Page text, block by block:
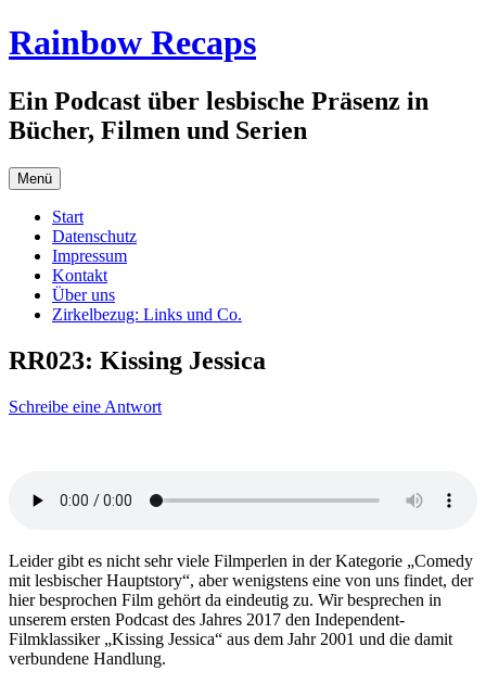
Zum
Inhalt
Rainbow Recaps
Ein Podcast über lesbische Präsenz in
Bücher, Filmen und Serien
Menü
Start
Datenschutz
Impressum
Kontakt
Über uns
Zirkelbezug: Links und Co.
RR023: Kissing Jessica
Schreibe eine Antwort
Leider gibt es nicht sehr viele Filmperlen in der Kategorie „Comedy
mit lesbischer Hauptstory“, aber wenigstens eine von uns findet, der
hier besprochen Film gehört da eindeutig zu. Wir besprechen in
unserem ersten Podcast des Jahres 2017 den Independent-
Filmklassiker „Kissing Jessica“ aus dem Jahr 2001 und die damit
verbundene Handlung.